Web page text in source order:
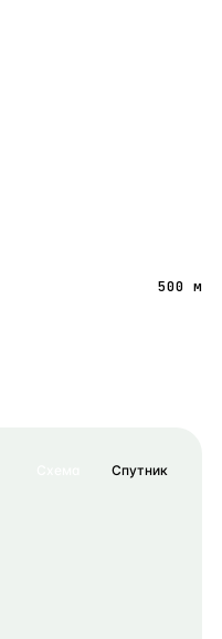
500 м
Спутник